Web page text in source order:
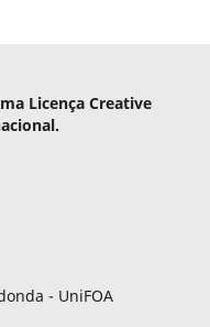
Licença Creative
- UniFOA